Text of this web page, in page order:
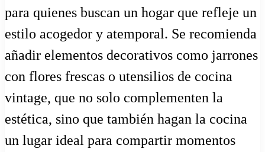
para quienes buscan un hogar que refleje un
estilo acogedor y atemporal. Se recomienda
añadir elementos decorativos como jarrones
con flores frescas o utensilios de cocina
vintage, que no solo complementen la
estética, sino que también hagan la cocina
un lugar ideal para compartir momentos